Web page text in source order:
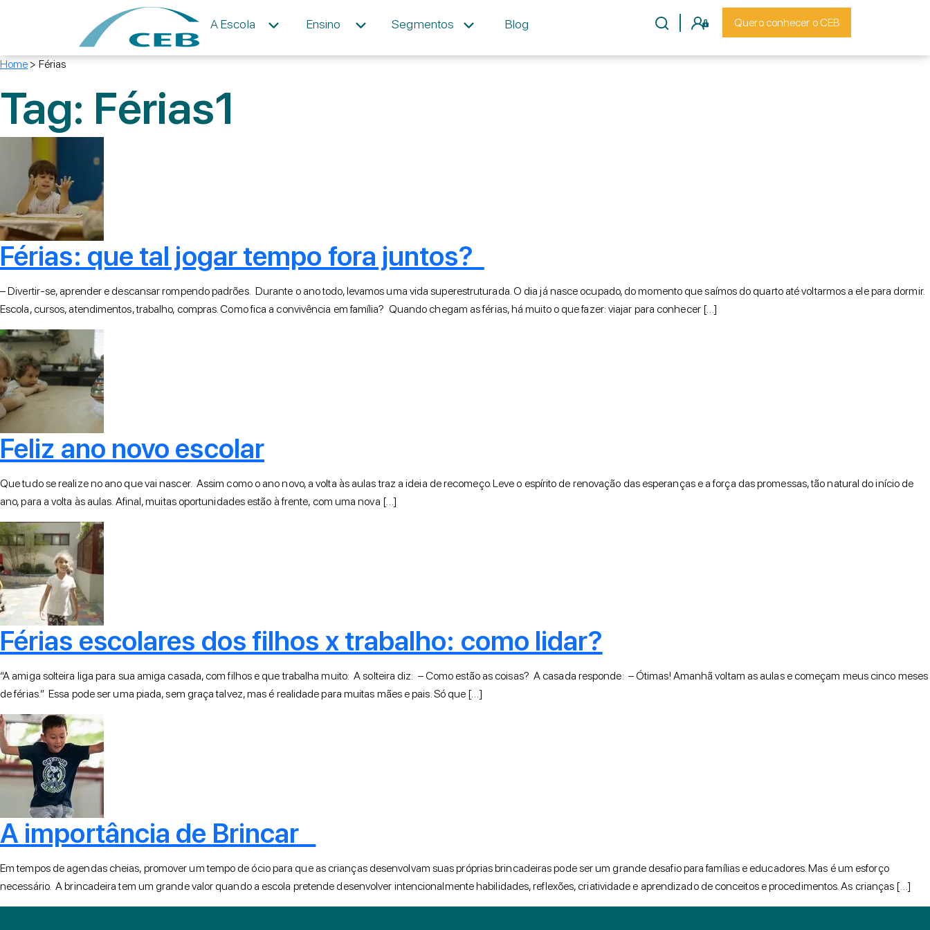
A Escola Ensino Segmentos Blog Quero conhecer o CEB
Home > Férias
Tag: Férias1
Férias: que tal jogar tempo fora juntos?
– Divertir-se, aprender e descansar rompendo padrões. Durante o ano todo, levamos uma vida superestruturada. O dia já nasce ocupado, do momento que saímos do quarto até voltarmos a ele para dormir.
Escola, cursos, atendimentos, trabalho, compras. Como fica a convivência em família? Quando chegam as férias, há muito o que fazer: viajar para conhecer […]
Feliz ano novo escolar
Que tudo se realize no ano que vai nascer. Assim como o ano novo, a volta às aulas traz a ideia de recomeço. Leve o espírito de renovação das esperanças e a força das promessas, tão natural do início de
ano, para a volta às aulas. Afinal, muitas oportunidades estão à frente, com uma nova […]
Férias escolares dos filhos x trabalho: como lidar?
“A amiga solteira liga para sua amiga casada, com filhos e que trabalha muito: A solteira diz: – Como estão as coisas? A casada responde: – Ótimas! Amanhã voltam as aulas e começam meus cinco meses
de férias.” Essa pode ser uma piada, sem graça talvez, mas é realidade para muitas mães e pais. Só que […]
A importância de Brincar
Em tempos de agendas cheias, promover um tempo de ócio para que as crianças desenvolvam suas próprias brincadeiras pode ser um grande desafio para famílias e educadores. Mas é um esforço
necessário. A brincadeira tem um grande valor quando a escola pretende desenvolver intencionalmente habilidades, reflexões, criatividade e aprendizado de conceitos e procedimentos. As crianças […]